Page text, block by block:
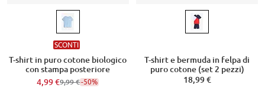
SCONTI
T-shirt in puro cotone biologico
con stampa posteriore
4,99 €9,99 €-50%
T-shirt e bermuda in felpa di
puro cotone (set 2 pezzi)
18,99 €